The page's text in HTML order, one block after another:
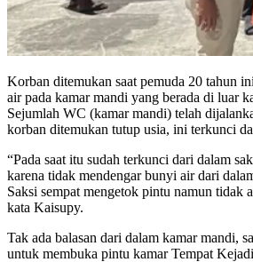
Korban ditemukan saat pemuda 20 tahun
air pada kamar mandi yang berada di luar
Sejumlah WC (kamar mandi) telah
korban ditemukan tutup usia, ini terkunci
“Pada saat itu sudah terkunci dari dalam
karena tidak mendengar bunyi air dari
Saksi sempat mengetok pintu namun tidak
kata Kaisupy.
Tak ada balasan dari dalam kamar mandi,
untuk membuka pintu kamar Tempat